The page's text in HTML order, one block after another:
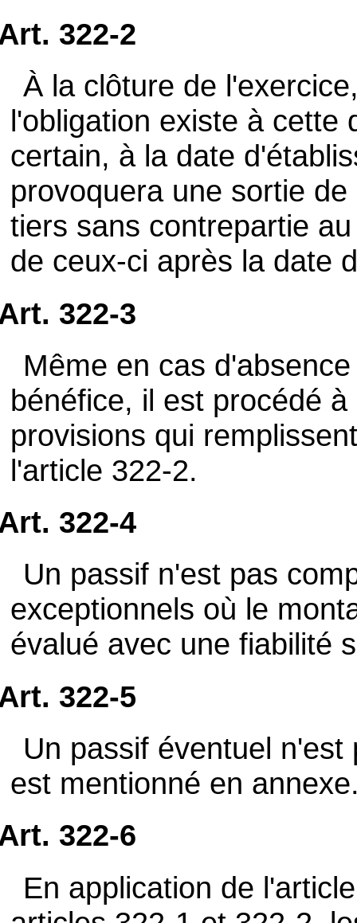
322-2
À la clôture de
l'obligation existe à cette
certain, à la date
provoquera une sortie
tiers sans contrepartie
de ceux-ci après la date
322-3
Même en cas
bénéfice, il est procédé
provisions qui
l'article 322-2.
322-4
Un passif n'est pas
exceptionnels où le
évalué avec une fiabilité
322-5
Un passif éventuel
est mentionné en
322-6
En application de